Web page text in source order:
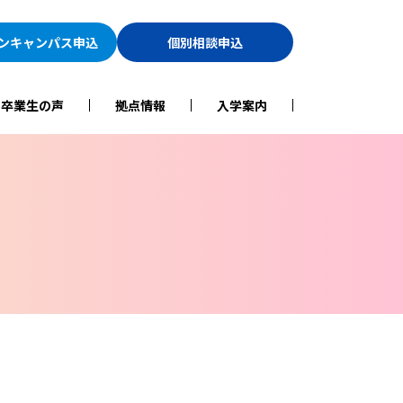
業生の声 拠点情報 入学案内
キャンパス申込 個別相談申込